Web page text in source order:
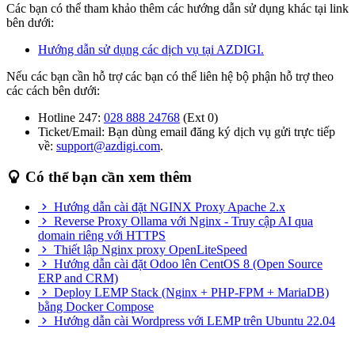
Các bạn có thể tham khảo thêm các hướng dẫn sử dụng khác tại link
bên dưới:
Hướng dẫn sử dụng các dịch vụ tại AZDIGI.
Nếu các bạn cần hỗ trợ các bạn có thể liên hệ bộ phận hỗ trợ theo
các cách bên dưới:
Hotline 247: 028 888 24768 (Ext 0)
Ticket/Email: Bạn dùng email đăng ký dịch vụ gửi trực tiếp
về: support@azdigi.com.
Có thể bạn cần xem thêm
Hướng dẫn cài đặt NGINX Proxy Apache 2.x
Reverse Proxy Ollama với Nginx - Truy cập AI qua
domain riêng với HTTPS
Thiết lập Nginx proxy OpenLiteSpeed
Hướng dẫn cài đặt Odoo lên CentOS 8 (Open Source
ERP and CRM)
Deploy LEMP Stack (Nginx + PHP-FPM + MariaDB)
bằng Docker Compose
Hướng dẫn cài Wordpress với LEMP trên Ubuntu 22.04